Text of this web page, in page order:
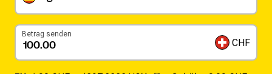
Betrag senden
CHF